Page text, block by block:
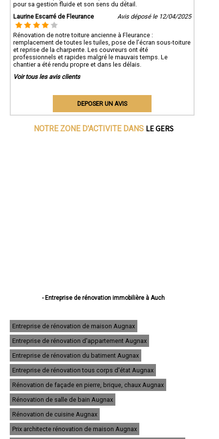
pour sa gestion fluide et son sens du détail.
Laurine Escarré de Fleurance
Avis déposé le 12/04/2025
Rénovation de notre toiture ancienne à Fleurance :
remplacement de toutes les tuiles, pose de l’écran sous-toiture
et reprise de la charpente. Les couvreurs ont été
professionnels et rapides malgré le mauvais temps. Le
chantier a été rendu propre et dans les délais.
Voir tous les avis clients
DEPOSER UN AVIS
NOTRE ZONE D'ACTIVITE DANS LE GERS
- Entreprise de rénovation immobilière à Auch
- Entreprise de rénovation immobilière à Fleurance
- Entreprise de rénovation immobilière à Eauze
- Entreprise de rénovation immobilière à Mirande
- Entreprise de rénovation immobilière à Lectoure
- Entreprise de rénovation immobilière à Vic-Fezensac
- Entreprise de rénovation immobilière à Gimont
- Entreprise de rénovation immobilière à Pavie
- Entreprise de rénovation immobilière à Samatan
- Entreprise de rénovation immobilière à Nogaro
- Entreprise de rénovation immobilière à Lombez
- Entreprise de rénovation immobilière à Mauvezin
- Entreprise de rénovation immobilière à Cazaubon
- Entreprise de rénovation immobilière à Riscle
Entreprise de rénovation de maison Augnax
Entreprise de rénovation d'appartement Augnax
Entreprise de rénovation du batiment Augnax
Entreprise de rénovation tous corps d'état Augnax
Rénovation de façade en pierre, brique, chaux Augnax
Rénovation de salle de bain Augnax
Rénovation de cuisine Augnax
Prix architecte rénovation de maison Augnax